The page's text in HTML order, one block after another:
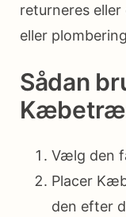
returneres
eller
Sådan
Vælg den
Placer
den efter